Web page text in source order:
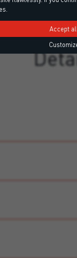
Accept